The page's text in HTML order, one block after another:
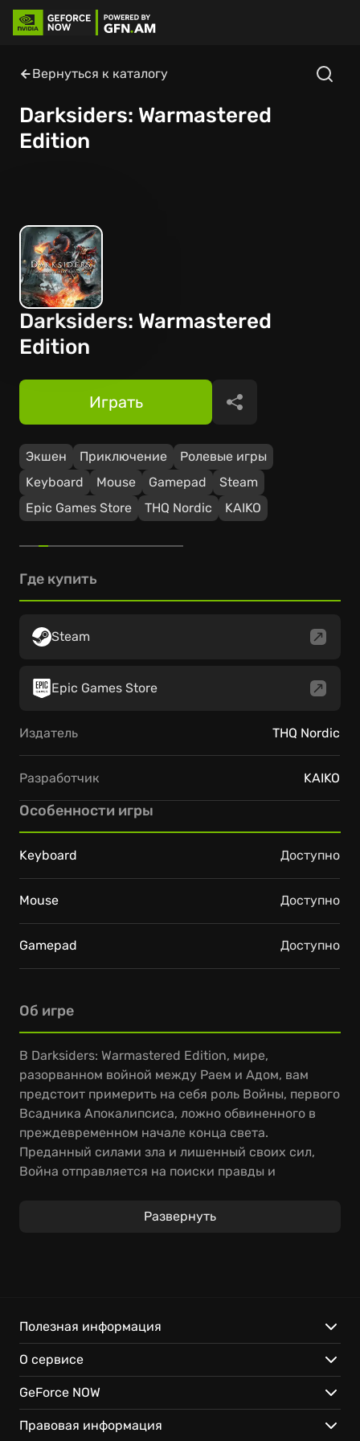
Вернуться к каталогу
Darksiders: Warmastered
Edition
Darksiders: Warmastered
Edition
Экшен Приключение
Ролевые игры
Keyboard
Mouse Gamepad
Steam
Epic Games Store
THQ Nordic KAIKO
Играть Поделиться
Об игре
В Darksiders: Warmastered Edition, мире,
разорванном войной между Раем и Адом, вам
предстоит примерить на себя роль Войны, первого
Всадника Апокалипсиса, ложно обвиненного в
преждевременном начале конца света.
Преданный силами зла и лишенный своих сил,
Война отправляется на поиски правды и
прохождения Darksiders Война всадник будет
сталкиваться с могущественными боссами,
требующими тактического подхода и
использования всех доступных способностей. Не
стоит забывать и о Darksiders Warmastered Edition
секретах, спрятанных в самых неожиданных
Развернуть
Где купить
Steam
Epic Games Store
Издатель THQ Nordic
Разработчик KAIKO
Особенности игры
Keyboard Доступно
Mouse Доступно
Gamepad Доступно
Полезная информация
О сервисе
GeForce NOW
Правовая информация